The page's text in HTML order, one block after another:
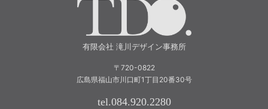
有限会社 滝川デザイン事務所
〒720-0822
広島県福山市川口町1丁目20番30号
tel.084.920.2280